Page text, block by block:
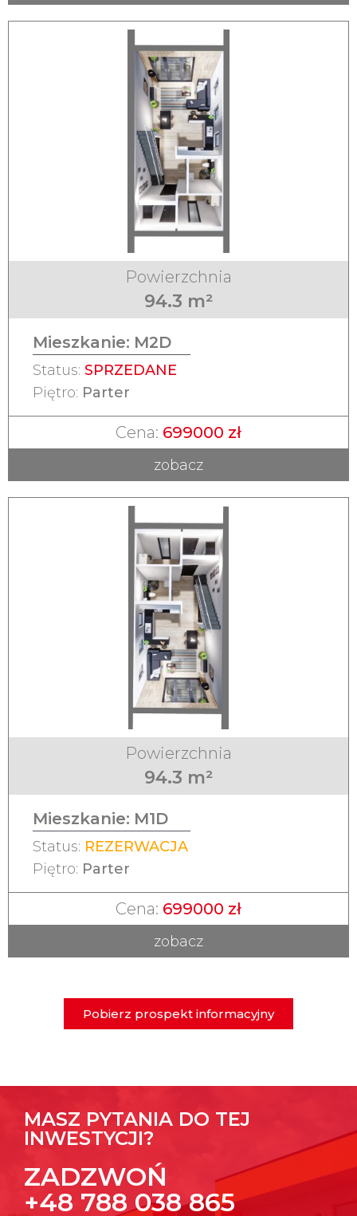
Powierzchnia
94.3 m²
Mieszkanie: M2D
Status: SPRZEDANE
Piętro: Parter
Cena: 699000 zł
zobacz
Powierzchnia
94.3 m²
Mieszkanie: M1D
Status: REZERWACJA
Piętro: Parter
Cena: 699000 zł
zobacz
Pobierz prospekt informacyjny
MASZ PYTANIA DO TEJ
INWESTYCJI?
ZADZWOŃ
+48 788 038 865